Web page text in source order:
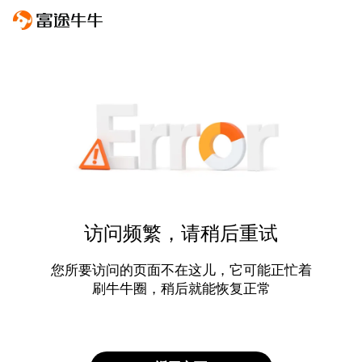
访问频繁，请稍后重试
您所要访问的页面不在这儿，它可能正忙着
刷牛牛圈，稍后就能恢复正常